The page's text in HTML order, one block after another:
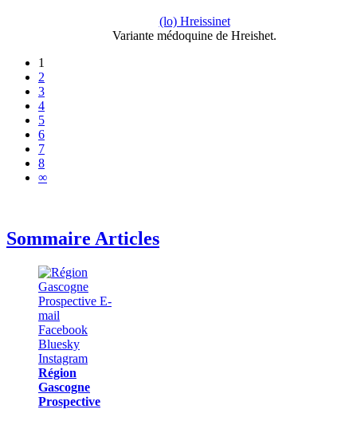
(lo) Hreissinet
Variante médoquine de Hreishet.
1
2
3
4
5
6
7
8
∞
Sommaire Articles
Région
Gascogne
Prospective